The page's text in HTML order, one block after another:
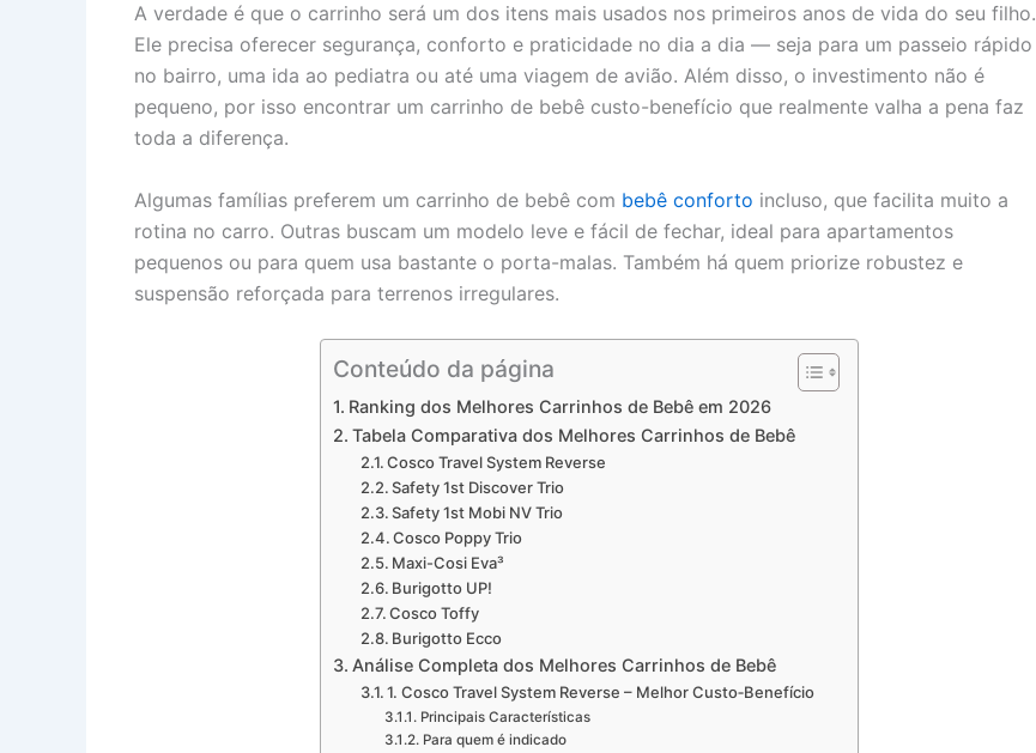
A verdade é que o carrinho será um dos itens mais usados nos primeiros anos de vida do seu filho.
Ele precisa oferecer segurança, conforto e praticidade no dia a dia — seja para um passeio rápido
no bairro, uma ida ao pediatra ou até uma viagem de avião. Além disso, o investimento não é
pequeno, por isso encontrar um carrinho de bebê custo-benefício que realmente valha a pena faz
toda a diferença.
Algumas famílias preferem um carrinho de bebê com bebê conforto incluso, que facilita muito a
rotina no carro. Outras buscam um modelo leve e fácil de fechar, ideal para apartamentos
pequenos ou para quem usa bastante o porta-malas. Também há quem priorize robustez e
suspensão reforçada para terrenos irregulares.
Conteúdo da página
Ranking dos Melhores Carrinhos de Bebê em 2026
Tabela Comparativa dos Melhores Carrinhos de Bebê
Cosco Travel System Reverse
Safety 1st Discover Trio
Safety 1st Mobi NV Trio
Cosco Poppy Trio
Maxi-Cosi Eva³
Burigotto UP!
Cosco Toffy
Burigotto Ecco
Análise Completa dos Melhores Carrinhos de Bebê
1. Cosco Travel System Reverse – Melhor Custo‑Benefício
Principais Características
Para quem é indicado